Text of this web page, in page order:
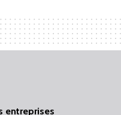
entreprises